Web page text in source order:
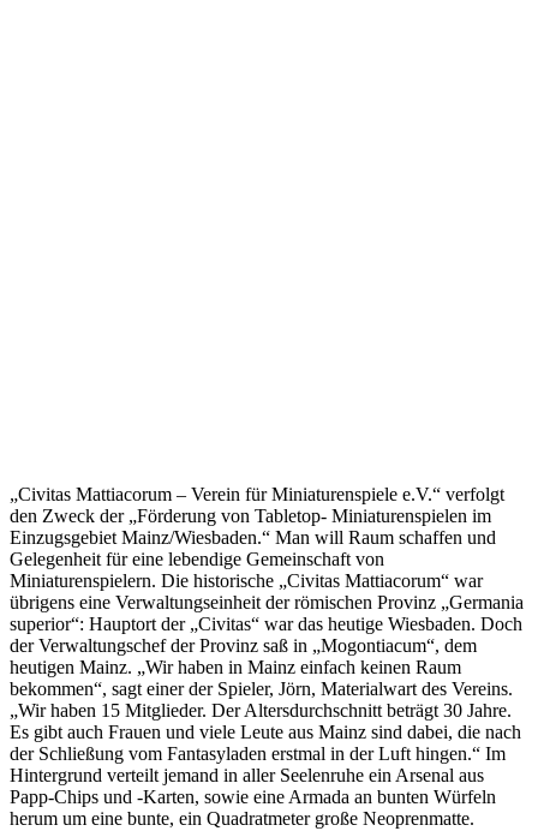
„Civitas Mattiacorum – Verein für Miniaturenspiele e.V.“ verfolgt
den Zweck der „Förderung von Tabletop- Miniaturenspielen im
Einzugsgebiet Mainz/Wiesbaden.“ Man will Raum schaffen und
Gelegenheit für eine lebendige Gemeinschaft von
Miniaturenspielern. Die historische „Civitas Mattiacorum“ war
übrigens eine Verwaltungseinheit der römischen Provinz „Germania
superior“: Hauptort der „Civitas“ war das heutige Wiesbaden. Doch
der Verwaltungschef der Provinz saß in „Mogontiacum“, dem
heutigen Mainz. „Wir haben in Mainz einfach keinen Raum
bekommen“, sagt einer der Spieler, Jörn, Materialwart des Vereins.
„Wir haben 15 Mitglieder. Der Altersdurchschnitt beträgt 30 Jahre.
Es gibt auch Frauen und viele Leute aus Mainz sind dabei, die nach
der Schließung vom Fantasyladen erstmal in der Luft hingen.“ Im
Hintergrund verteilt jemand in aller Seelenruhe ein Arsenal aus
Papp-Chips und -Karten, sowie eine Armada an bunten Würfeln
herum um eine bunte, ein Quadratmeter große Neoprenmatte.